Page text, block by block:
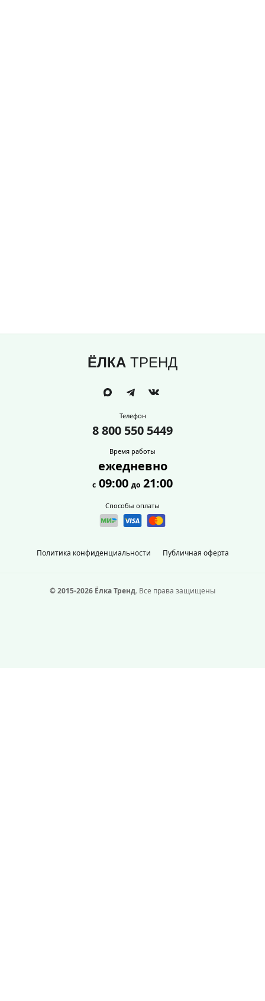
ЁЛКА ТРЕНД
Политика конфиденциальности Публичная оферта
Телефон
8 800 550 5449
Время работы
ежедневно
с 09:00 до 21:00
Способы оплаты
© 2015-2026 Ёлка Тренд. Все права защищены